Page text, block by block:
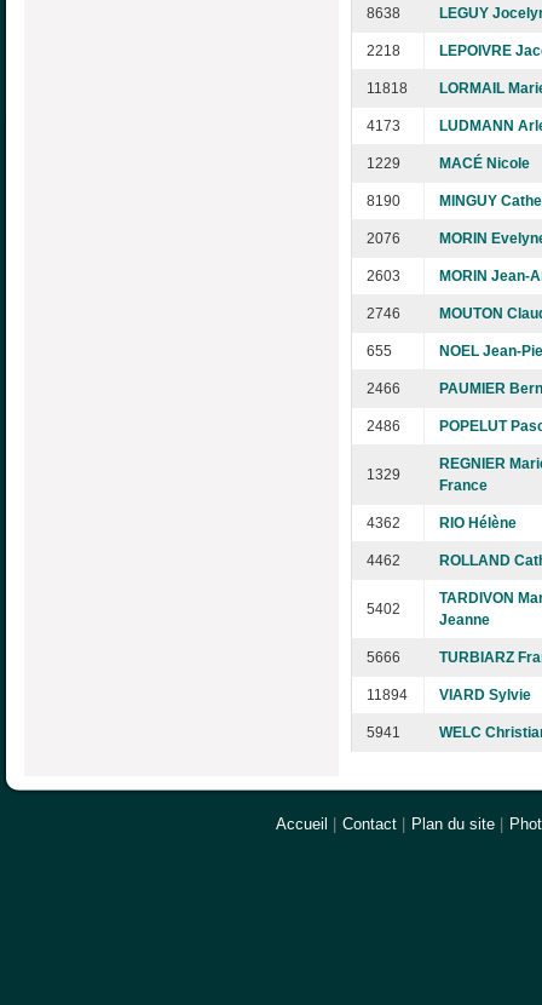
8638 LEGUY
2218 LEPOIVRE
11818 LORMAIL
4173 LUDMANN
1229 MACÉ Nicole
8190 MINGUY
2076 MORIN
2603 MORIN Jean-
2746 MOUTON
655 NOEL Jean-
2466 PAUMIER
2486 POPELUT
1329
REGNIER
France
4362 RIO Hélène
4462 ROLLAND
5402
TARDIVON
Jeanne
5666 TURBIARZ
11894 VIARD Sylvie
5941 WELC
Accueil Contact Plan du site